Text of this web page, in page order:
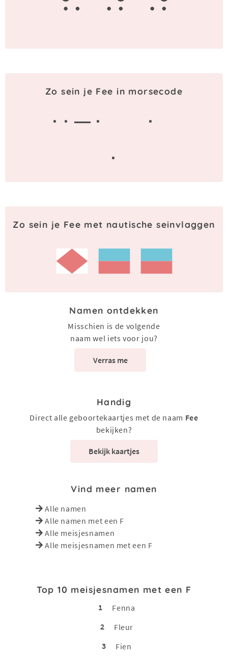
Zo sein je Fee in morsecode
· · — ·
·
·
Zo sein je Fee met nautische seinvlaggen
Namen ontdekken
Misschien is de volgende
naam wel iets voor jou?
Verras me
Handig
Direct alle geboortekaartjes met de naam Fee
bekijken?
Bekijk kaartjes
Vind meer namen
Alle namen
Alle namen met een F
Alle meisjesnamen
Alle meisjesnamen met een F
Top 10 meisjesnamen met een F
1
Fenna
2
Fleur
3
Fien